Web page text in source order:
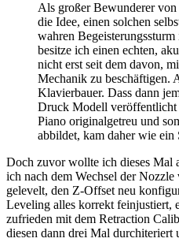
Als großer Bewunderer
die Idee, einen solchen
wahren
besitze ich einen echten,
nicht erst seit dem davon,
Mechanik zu beschäftigen.
Klavierbauer. Dass dann
Druck Modell veröffentlicht
Piano originalgetreu und
abbildet, kam daher wie ein
Doch zuvor wollte ich dieses Mal
ich nach dem Wechsel der
gelevelt, den Z-Offset neu
Leveling alles korrekt feinjustiert,
zufrieden mit dem Retraction
diesen dann drei Mal durchiteriert